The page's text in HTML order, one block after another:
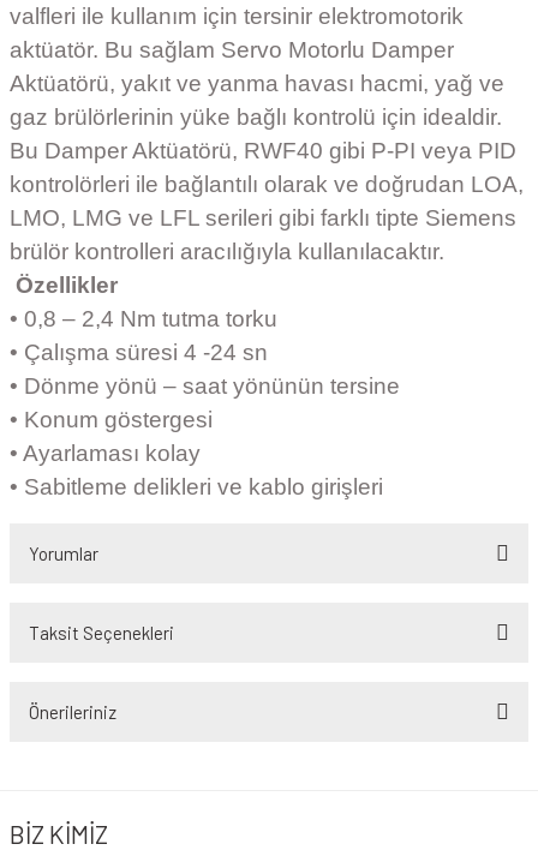
valfleri ile kullanım için tersinir elektromotorik
aktüatör. Bu sağlam Servo Motorlu Damper
Aktüatörü, yakıt ve yanma havası hacmi, yağ ve
gaz brülörlerinin yüke bağlı kontrolü için idealdir.
Bu Damper Aktüatörü, RWF40 gibi P-PI veya PID
kontrolörleri ile bağlantılı olarak ve doğrudan LOA,
LMO, LMG ve LFL serileri gibi farklı tipte Siemens
brülör kontrolleri aracılığıyla kullanılacaktır.
Özellikler
• 0,8 – 2,4 Nm tutma torku
• Çalışma süresi 4 -24 sn
• Dönme yönü – saat yönünün tersine
• Konum göstergesi
• Ayarlaması kolay
• Sabitleme delikleri ve kablo girişleri
Yorumlar
Taksit Seçenekleri
Önerileriniz
iletebilirsiniz.
Görüş ve önerileriniz için teşekkür ederiz.
BİZ KİMİZ